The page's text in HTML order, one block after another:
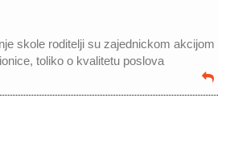
skole roditelji su zajednickom akcijom
toliko o kvalitetu poslova